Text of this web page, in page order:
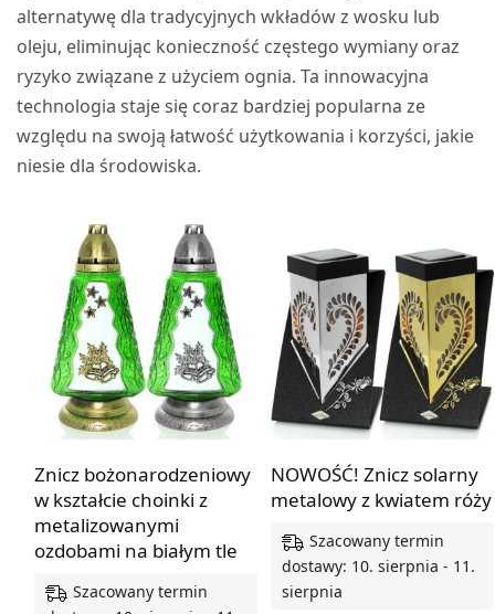
alternatywę dla tradycyjnych wkładów z wosku lub
oleju, eliminując konieczność częstego wymiany oraz
ryzyko związane z użyciem ognia. Ta innowacyjna
technologia staje się coraz bardziej popularna ze
względu na swoją łatwość użytkowania i korzyści, jakie
niesie dla środowiska.
Znicz bożonarodzeniowy
w kształcie choinki z
metalizowanymi
ozdobami na białym tle
Szacowany termin
NOWOŚĆ! Znicz solarny
metalowy z kwiatem róży
Szacowany termin
dostawy: 10. sierpnia - 11.
sierpnia